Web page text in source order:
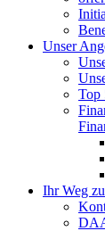
Unser
Top
Ihr Weg